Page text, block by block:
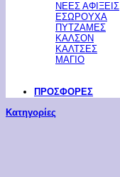
ΝΕΕΣ ΑΦΙΞΕΙΣ
ΕΣΩΡΟΥΧΑ
ΠΥΤΖΑΜΕΣ
ΚΑΛΣΟΝ
ΚΑΛΤΣΕΣ
ΜΑΓΙΟ
ΠΡΟΣΦΟΡΕΣ
Κατηγορίες